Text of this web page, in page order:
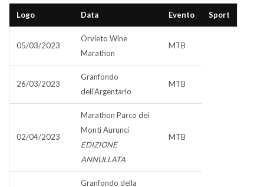
Logo Data Evento Sport
05/03/2023
Orvieto Wine
Marathon
MTB
26/03/2023
Granfondo
dell'Argentario
MTB
02/04/2023
Marathon Parco dei
Monti Aurunci
EDIZIONE
ANNULLATA
MTB
Granfondo della